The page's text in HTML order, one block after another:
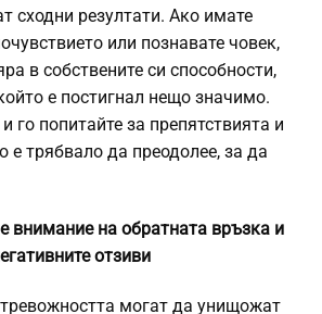
сходни резултати. Ако имате
или познавате човек,
в собствените си способности,
е постигнал нещо значимо.
го попитайте за препятствията и
е трябвало да преодолее, за да
внимание на обратната връзка и
отзиви
могат да унищожат